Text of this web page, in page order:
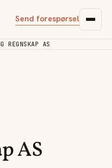
Send forespørsel
REGNSKAP AS
AS